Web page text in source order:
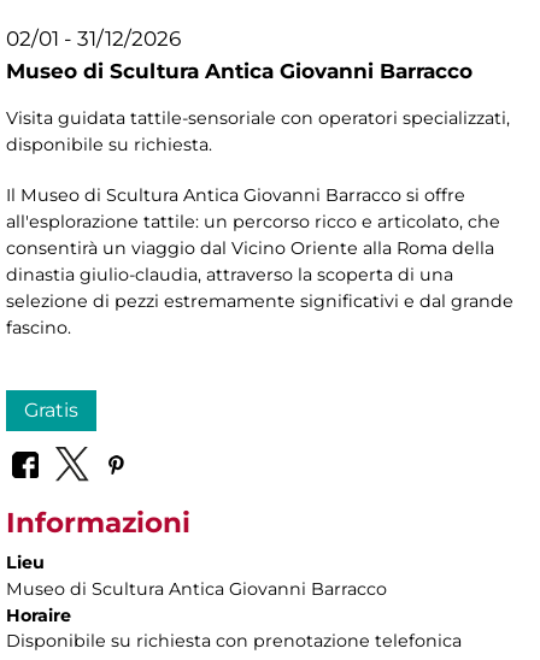
02/01 - 31/12/2026
Museo di Scultura Antica Giovanni Barracco
Visita guidata tattile-sensoriale con operatori specializzati,
disponibile su richiesta.
Il Museo di Scultura Antica Giovanni Barracco si offre
all'esplorazione tattile: un percorso ricco e articolato, che
consentirà un viaggio dal Vicino Oriente alla Roma della
dinastia giulio-claudia, attraverso la scoperta di una
selezione di pezzi estremamente significativi e dal grande
fascino.
Gratis
Informazioni
Lieu
Museo di Scultura Antica Giovanni Barracco
Horaire
Disponibile su richiesta con prenotazione telefonica